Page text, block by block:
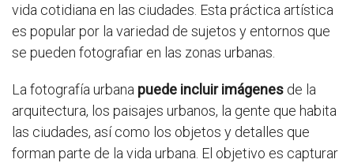
vida cotidiana en las ciudades. Esta práctica artística
es popular por la variedad de sujetos y entornos que
se pueden fotografiar en las zonas urbanas.
La fotografía urbana puede incluir imágenes de la
arquitectura, los paisajes urbanos, la gente que habita
las ciudades, así como los objetos y detalles que
forman parte de la vida urbana. El objetivo es capturar